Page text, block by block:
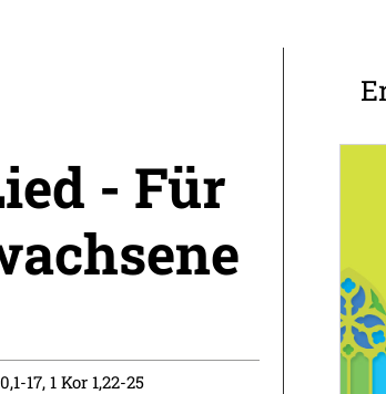
- Für
17, 1 Kor 1,22-25